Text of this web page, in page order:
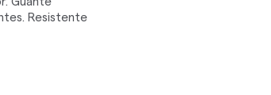
Resistente